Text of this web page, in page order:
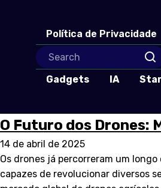
Política de Privacidade
Gadgets
IA
O Futuro dos Drones:
14 de abril de 2025
Os drones já percorreram um
capazes de revolucionar diversos